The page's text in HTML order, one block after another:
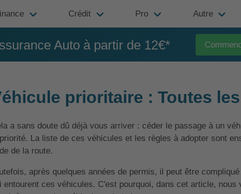
Crédit Pro Autre
Auto à partir de 12€*
prioritaire : Toutes
a sans doute dû déjà vous arriver : céder le passage à un
La liste de ces véhicules et les règles à adopter sont
de la route.
après quelques années de permis, il peut être
entourent ces véhicules. C'est pourquoi, dans cet article, nous